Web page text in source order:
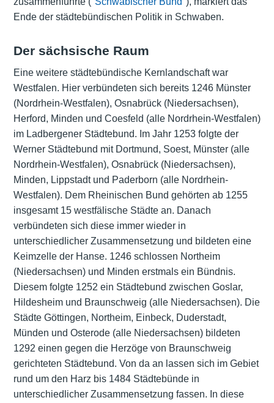
Ende der städtebündischen Politik in Schwaben.
Der sächsische Raum
Eine weitere städtebündische Kernlandschaft war
Westfalen. Hier verbündeten sich bereits 1246 Münster
(Nordrhein-Westfalen), Osnabrück (Niedersachsen),
Herford, Minden und Coesfeld (alle Nordrhein-Westfalen)
im Ladbergener Städtebund. Im Jahr 1253 folgte der
Werner Städtebund mit Dortmund, Soest, Münster (alle
Nordrhein-Westfalen), Osnabrück (Niedersachsen),
Minden, Lippstadt und Paderborn (alle Nordrhein-
Westfalen). Dem Rheinischen Bund gehörten ab 1255
insgesamt 15 westfälische Städte an. Danach
verbündeten sich diese immer wieder in
unterschiedlicher Zusammensetzung und bildeten eine
Keimzelle der Hanse. 1246 schlossen Northeim
(Niedersachsen) und Minden erstmals ein Bündnis.
Diesem folgte 1252 ein Städtebund zwischen Goslar,
Hildesheim und Braunschweig (alle Niedersachsen). Die
Städte Göttingen, Northeim, Einbeck, Duderstadt,
Münden und Osterode (alle Niedersachsen) bildeten
1292 einen gegen die Herzöge von Braunschweig
gerichteten Städtebund. Von da an lassen sich im Gebiet
rund um den Harz bis 1484 Städtebünde in
unterschiedlicher Zusammensetzung fassen. In diese